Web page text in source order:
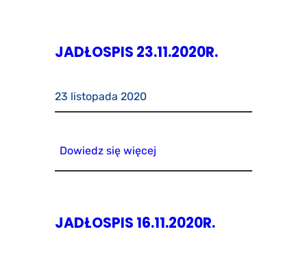
JADŁOSPIS 23.11.2020R.
23 listopada 2020
Dowiedz się więcej
JADŁOSPIS 16.11.2020R.